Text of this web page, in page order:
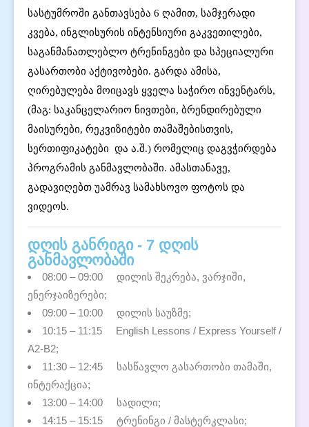
სასტუმროში განთავსება 6 ღამით, სამჯერადი
კვება, ინგლისურის ინტენსიური გაკვეთილები,
საგანმანათლებლო ტრენინგები და სპეციალური
გასართობი აქტივობები. გარდა ამისა,
ღირებულება მოიცავს ყველა საჭირო ინვენტარს,
(მაგ: საკანცელარიო ნივთები, ბრენდირებული
მაისურები, რეკვიზიტები თამაშებისთვის,
სერთიფიკატები და ა.შ.) რომელიც დაგვჭირდება
პროგრამის განმავლობაში. ამასთანავე,
გადავიღებთ უამრავ სამახსოვო ფოტოს და
ვიდეოს.
დღის განრიგი - 7 დღის
განმავლობაში
08:00 – 09:00
დილის შეკრება, ვარჯიში,
ენერჯაიზერები;
09:00 – 10:00
დილის საუზმე;
10:15 – 11:15
English Lessons / Express Yourself /
A2-B2;
11:30 – 12:45
სასწავლო გასართობი თამაში,
ინტერაქცია;
13:00 – 14:00
სადილი;
14:15 – 15:15
ტრენინგი / მასტერკლასი;